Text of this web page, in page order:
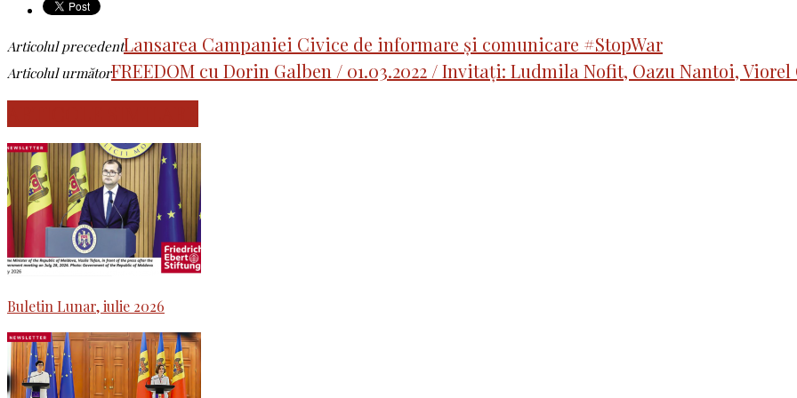
Articolul precedentLansarea Campaniei Civice de informare și comunicare #StopWar
Articolul următorFREEDOM cu Dorin Galben / 01.03.2022 / Invitați: Ludmila Nofit, Oazu Nantoi,
Buletin Lunar, iulie 2026